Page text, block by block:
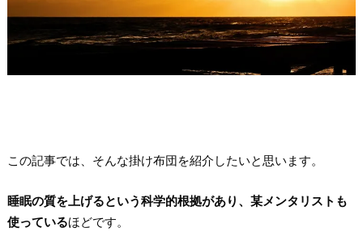
この記事では、そんな掛け布団を紹介したいと思います。
睡眠の質を上げるという科学的根拠があり、某メンタリストも
使っているほどです。